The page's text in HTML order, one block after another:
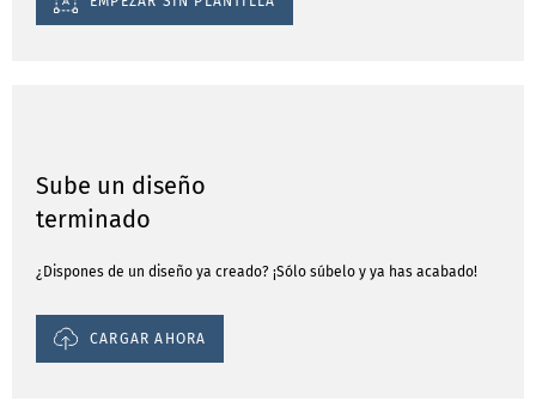
Sube un diseño
terminado
¿Dispones de un diseño ya creado? ¡Sólo súbelo y ya has acabado!
CARGAR AHORA